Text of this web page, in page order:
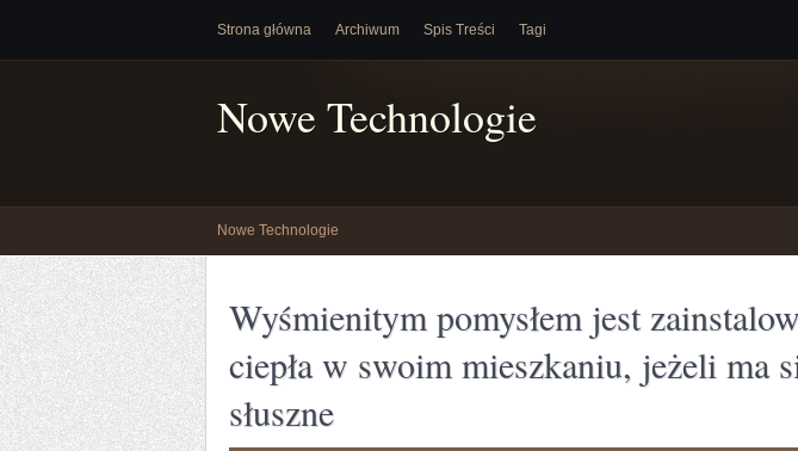
Strona główna Archiwum Spis Treści Tagi
Nowe Technologie
Nowe Technologie
Wyśmienitym pomysłem jest
ciepła w swoim mieszkaniu, jeżeli ma
słuszne